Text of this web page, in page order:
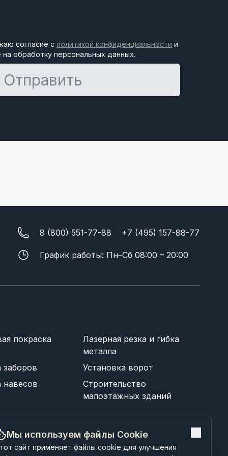
согласие с политикой конфиденциальности и
обработку персональных данных.
Отправить
8 (800) 551-77-88 +7 (495) 157-88-77
График работы: Пн–Сб 08:00 – 20:00
покраска
Лазерная резка и гибка
металла
заборов
Установка ворот
навесов
Строительство
малоэтажных зданий
Мы используем файлы Cookie
сайт применяет файлы cookie для улучшения